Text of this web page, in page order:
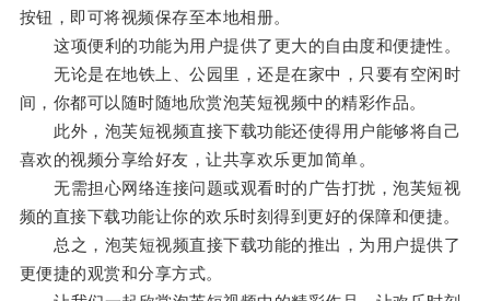
按钮，即可将视频保存至本地相册。
这项便利的功能为用户提供了更大的自由度和便捷性。
无论是在地铁上、公园里，还是在家中，只要有空闲时
间，你都可以随时随地欣赏泡芙短视频中的精彩作品。
此外，泡芙短视频直接下载功能还使得用户能够将自己
喜欢的视频分享给好友，让共享欢乐更加简单。
无需担心网络连接问题或观看时的广告打扰，泡芙短视
频的直接下载功能让你的欢乐时刻得到更好的保障和便捷。
总之，泡芙短视频直接下载功能的推出，为用户提供了
更便捷的观赏和分享方式。